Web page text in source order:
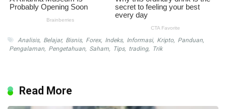
Analisis, Belajar, Bisnis, Forex, Indeks, Informasi, Kripto, Panduan,
Pengalaman, Pengetahuan, Saham, Tips, trading, Trik
Read More